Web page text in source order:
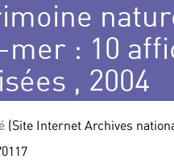
mer : 10
, 2004
(Site Internet Archives